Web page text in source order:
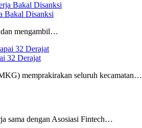
Bakal Disanksi
dan mengambil…
32 Derajat
memprakirakan seluruh kecamatan…
sama dengan Asosiasi Fintech…